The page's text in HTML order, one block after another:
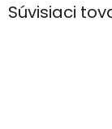
Súvisiaci